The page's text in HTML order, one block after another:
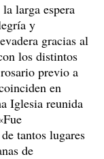
larga espera
y
gracias al
los distintos
previo a
en
Iglesia reunida
tantos lugares
de